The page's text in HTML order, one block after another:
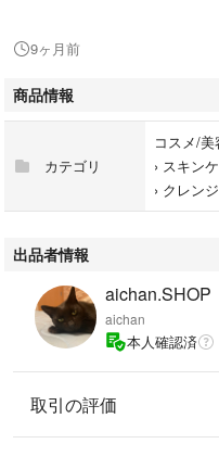
処方」により、どこまでもやさ
り込んだ汚れを肌に負担をかけ
9ヶ月前
商品情報
カテゴリ
コスメ/美
› スキン
› クレン
出品者情報
aichan.SHOP
aichan
本人確認済
取引の評価